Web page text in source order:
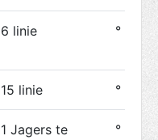
6 linie °
15 linie °
1 Jagers te
°